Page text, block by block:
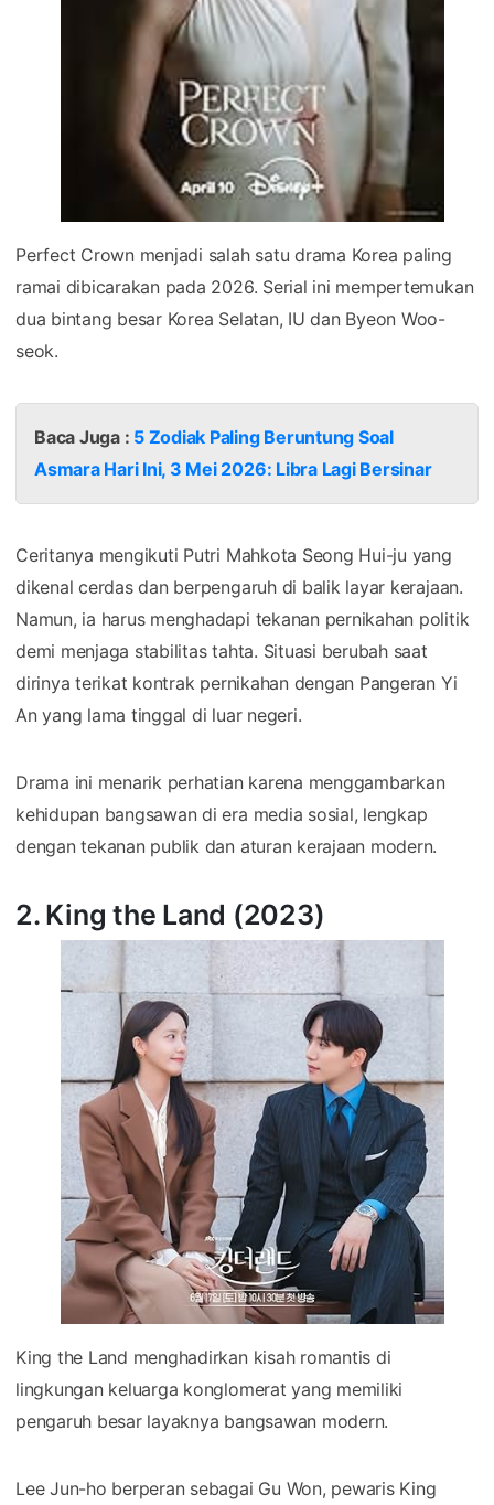
Perfect Crown menjadi salah satu drama Korea paling
ramai dibicarakan pada 2026. Serial ini mempertemukan
dua bintang besar Korea Selatan, IU dan Byeon Woo-
seok.
Baca Juga : 5 Zodiak Paling Beruntung Soal
Asmara Hari Ini, 3 Mei 2026: Libra Lagi Bersinar
Ceritanya mengikuti Putri Mahkota Seong Hui-ju yang
dikenal cerdas dan berpengaruh di balik layar kerajaan.
Namun, ia harus menghadapi tekanan pernikahan politik
demi menjaga stabilitas tahta. Situasi berubah saat
dirinya terikat kontrak pernikahan dengan Pangeran Yi
An yang lama tinggal di luar negeri.
Drama ini menarik perhatian karena menggambarkan
kehidupan bangsawan di era media sosial, lengkap
dengan tekanan publik dan aturan kerajaan modern.
2. King the Land (2023)
King the Land menghadirkan kisah romantis di
lingkungan keluarga konglomerat yang memiliki
pengaruh besar layaknya bangsawan modern.
Lee Jun-ho berperan sebagai Gu Won, pewaris King